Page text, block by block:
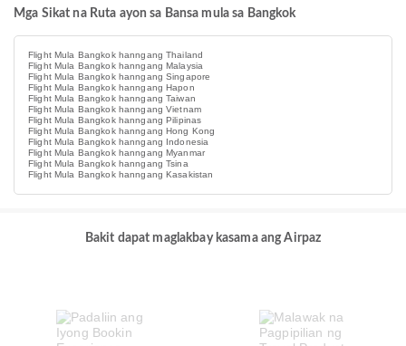
Mga Sikat na Ruta ayon sa Bansa mula sa Bangkok
Flight Mula Bangkok hanngang Thailand
Flight Mula Bangkok hanngang Malaysia
Flight Mula Bangkok hanngang Singapore
Flight Mula Bangkok hanngang Hapon
Flight Mula Bangkok hanngang Taiwan
Flight Mula Bangkok hanngang Vietnam
Flight Mula Bangkok hanngang Pilipinas
Flight Mula Bangkok hanngang Hong Kong
Flight Mula Bangkok hanngang Indonesia
Flight Mula Bangkok hanngang Myanmar
Flight Mula Bangkok hanngang Tsina
Flight Mula Bangkok hanngang Kasakistan
Bakit dapat maglakbay kasama ang Airpaz